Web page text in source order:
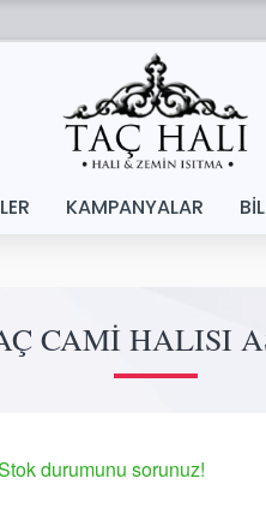
KAMPANYALAR
CAMI HALISI
durumunu sorunuz!